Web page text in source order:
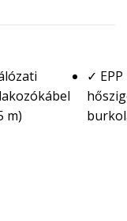
m)
✓ EPP